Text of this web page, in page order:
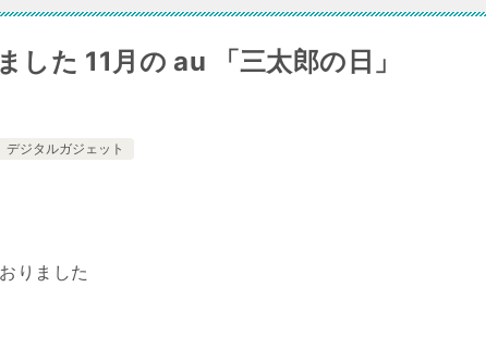
した 11月の au 「三太郎の日」
デジタルガジェット
りました